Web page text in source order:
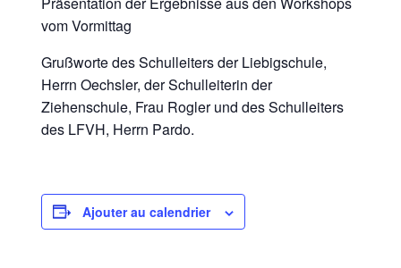
vom Vormittag
Grußworte des Schulleiters der Liebigschule,
Herrn Oechsler, der Schulleiterin der
Ziehenschule, Frau Rogler und des Schulleiters
des LFVH, Herrn Pardo.
Ajouter au calendrier